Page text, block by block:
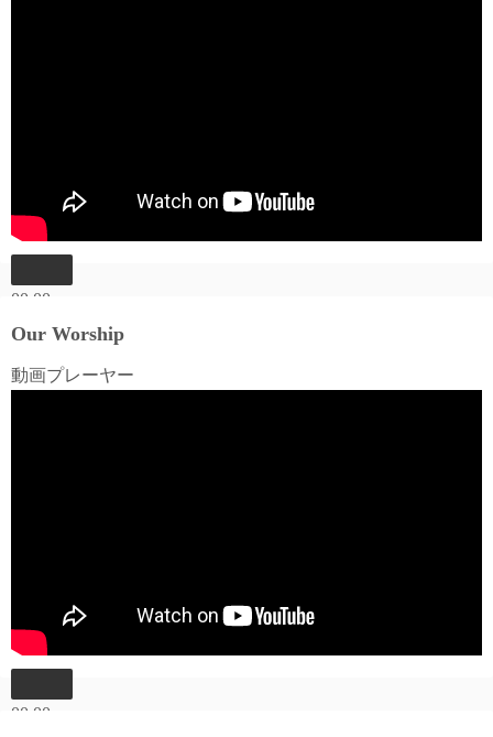
00:00
00:00
Our Worship
動画プレーヤー
00:00